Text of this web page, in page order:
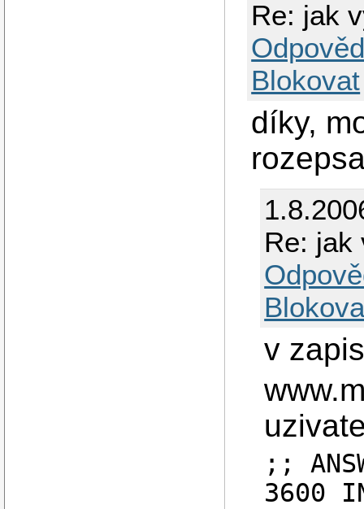
Re: jak
Blokovat
díky,
Re: jak
v
;;
3600